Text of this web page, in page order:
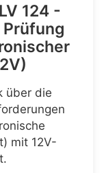
124 -
über die
mit 12V-